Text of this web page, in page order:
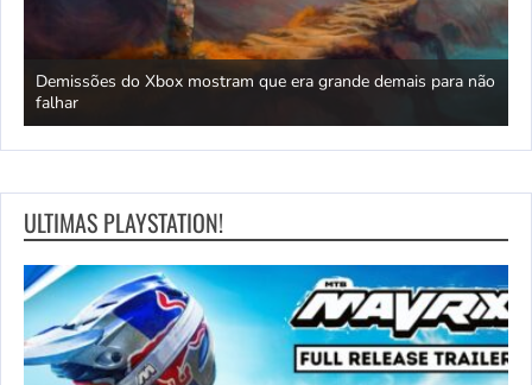
Demissões do Xbox mostram que era grande demais para não
falhar
ULTIMAS PLAYSTATION!